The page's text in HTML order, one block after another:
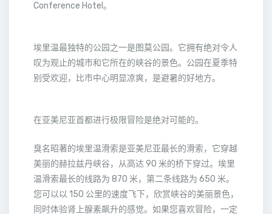
Conference Hotel。
埃里温最独特的公园之一是图莫公园。它拥有绝对令人
叹为观止的城市和它所在的峡谷的景色。公园在夏季特
别受欢迎，比市中心明显凉爽，是避暑的好地方。
在亚美尼亚首都进行极限冒险是绝对可能的。
臭名昭著的埃里温滑索是亚美尼亚最长的滑索，它穿越
美丽的赫拉兹丹峡谷，从高达 90 米的桥下穿过。埃里
温滑索最长的线路为 870 米，第二条线路为 650 米。
您可以以 150 公里的速度飞下，欣赏峡谷的美丽景色，
同时体验肾上腺素飙升的感觉。如果您喜欢冒险，一定